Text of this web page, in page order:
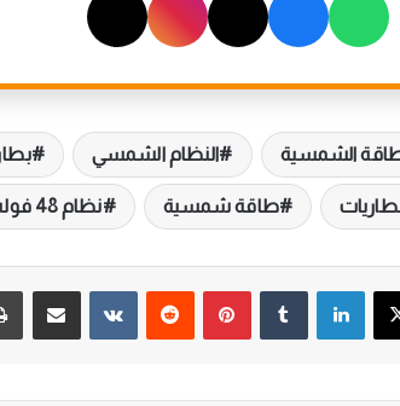
الشمسية النظام الشمسي
طاقة شمسية نظام 48 فولت
لينكدإن بينتيريست مشاركة عبر البريد